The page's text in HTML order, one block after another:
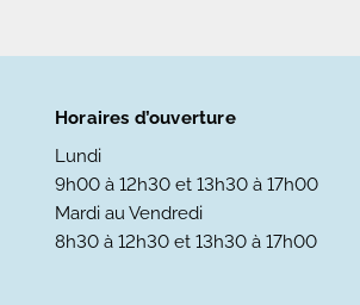
Horaires d’ouverture
Lundi
9h00 à 12h30 et 13h30 à 17h00
Mardi au Vendredi
8h30 à 12h30 et 13h30 à 17h00